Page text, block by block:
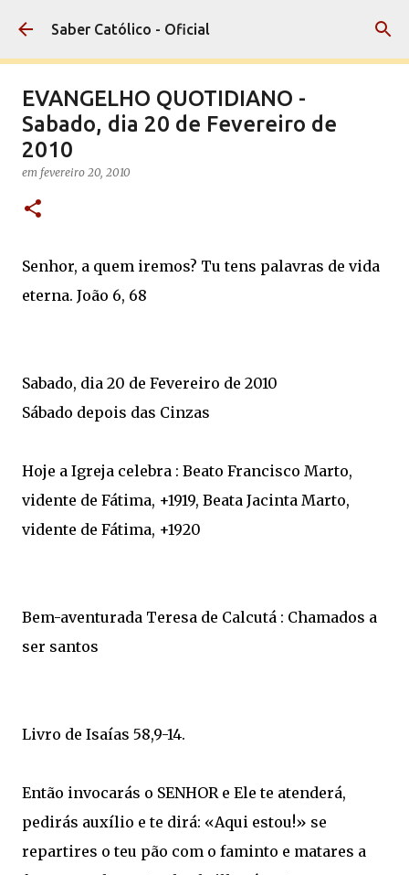
Pular para o conteúdo principal
Saber Católico - Oficial
EVANGELHO QUOTIDIANO -
Sabado, dia 20 de Fevereiro de
2010
em fevereiro 20, 2010
Senhor, a quem iremos? Tu tens palavras de vida
eterna. João 6, 68
Sabado, dia 20 de Fevereiro de 2010
Sábado depois das Cinzas
Hoje a Igreja celebra : Beato Francisco Marto,
vidente de Fátima, +1919, Beata Jacinta Marto,
vidente de Fátima, +1920
Bem-aventurada Teresa de Calcutá : Chamados a
ser santos
Livro de Isaías 58,9-14.
Então invocarás o SENHOR e Ele te atenderá,
pedirás auxílio e te dirá: «Aqui estou!» se
repartires o teu pão com o faminto e matares a